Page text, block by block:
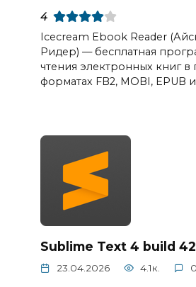
4
Icecream Ebook Reader
Ридер) — бесплатная
чтения электронных книг в
форматах FB2, MOBI, EPUB
Sublime Text 4 build
23.04.2026 4.1к. 0